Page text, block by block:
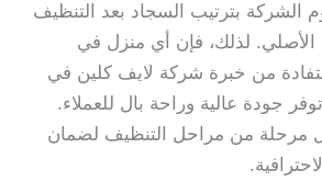
الشركة بترتيب السجاد بعد التنظيف
لذلك، فإن أي منزل في
من خبرة شركة لايف كلين في
جودة عالية وراحة بال للعملاء.
كل مرحلة من مراحل التنظيف لضمان